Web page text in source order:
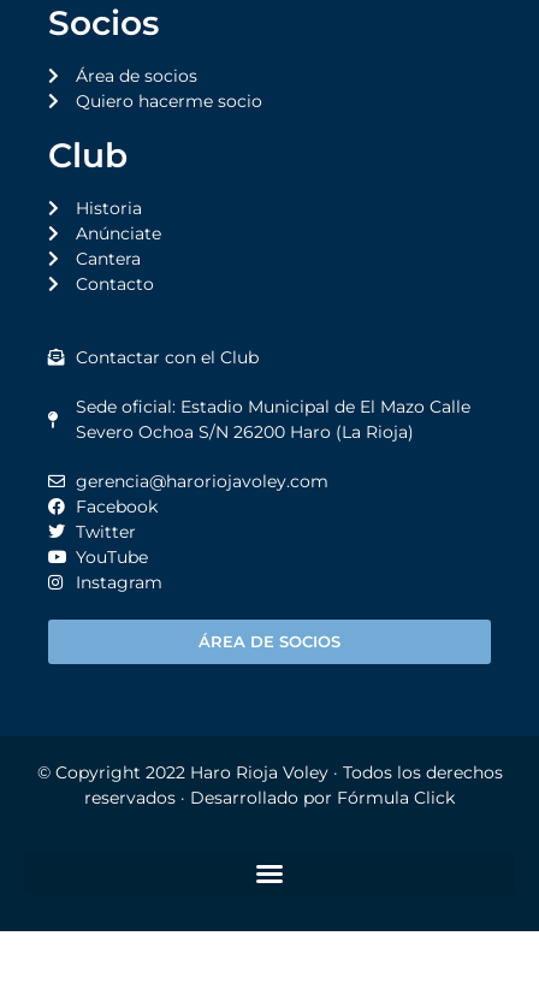
Socios
Área de socios
Quiero hacerme socio
Club
Historia
Anúnciate
Cantera
Contacto
Contactar con el Club
Sede oficial: Estadio Municipal de El Mazo Calle
Severo Ochoa S/N 26200 Haro (La Rioja)
gerencia@haroriojavoley.com
Facebook
Twitter
YouTube
Instagram
ÁREA DE SOCIOS
© Copyright 2022 Haro Rioja Voley· Todos los derechos
reservados · Desarrollado por Fórmula Click